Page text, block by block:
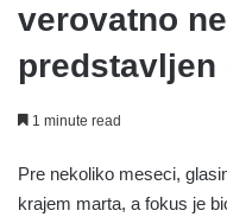
verovatno
predstavljen
1 minute read
Pre nekoliko meseci,
krajem marta, a fokus je